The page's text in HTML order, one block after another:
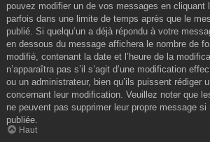
pouvez modifier un de vos messages en cliquant
parfois dans une limite de temps après que le
publié. Si quelqu’un a déjà répondu à votre
en dessous du message affichera le nombre de
modifié, contenant la date et l’heure de la
n’apparaîtra pas s’il s’agit d’une modification
ou un administrateur, bien qu’ils puissent rédiger
concernant leur modification. Veuillez noter que
ne peuvent pas supprimer leur propre message si
publiée.
Haut